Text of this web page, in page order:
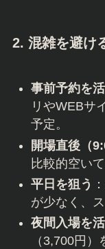
2. 混雑を避け
事前予約を
リやWEBサ
予定。
開場直後（
比較的空い
平日を狙う
が少なく、
夜間入場を
（3,700円